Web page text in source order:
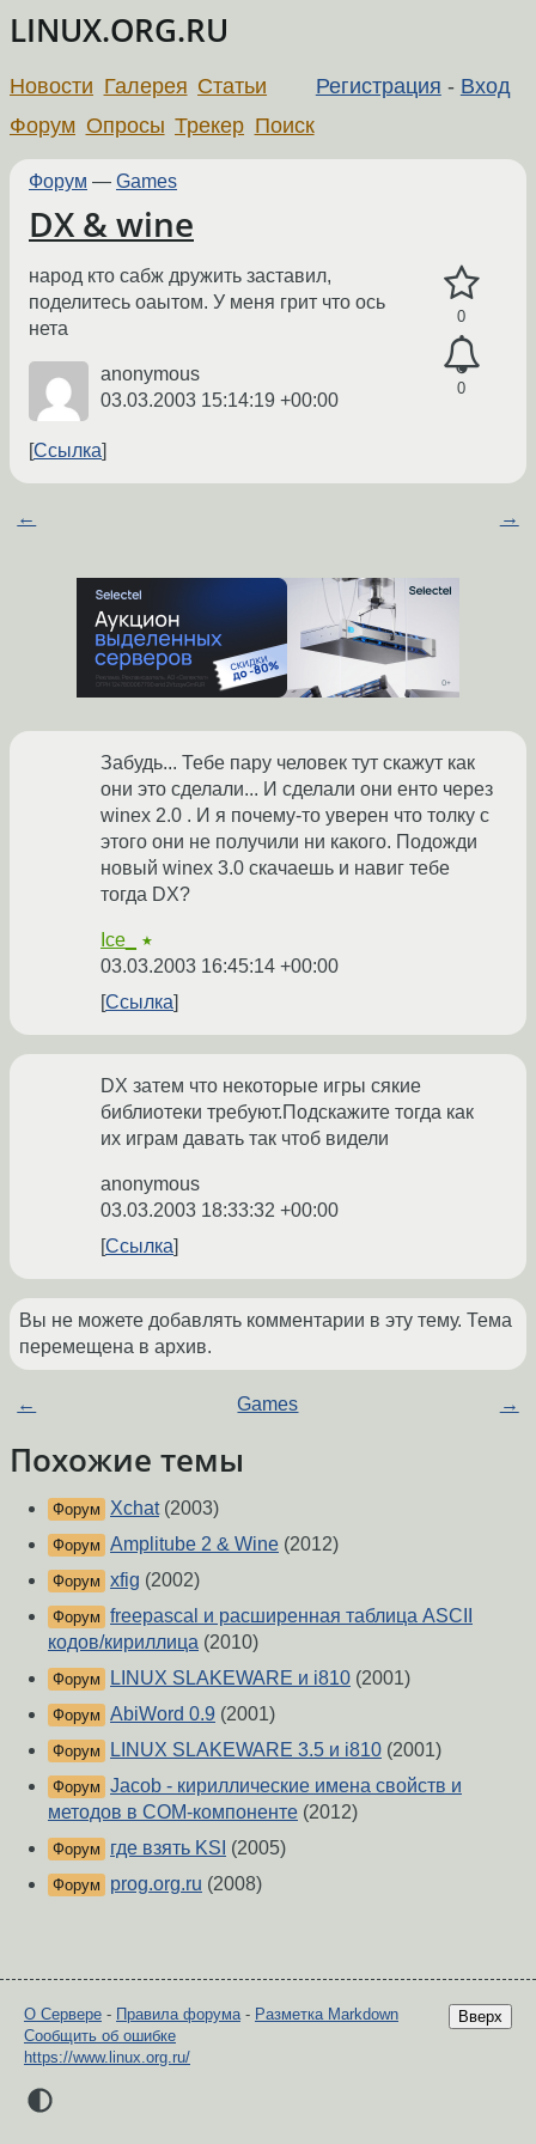
LINUX.ORG.RU
Регистрация - Вход
Новости Галерея Статьи
Форум Опросы Трекер Поиск
Форум — Games
DX & wine
0
0
народ кто сабж дружить заставил,
поделитесь оаытом. У меня грит что ось
нета
anonymous
03.03.2003 15:14:19 +00:00
Ссылка
← →
Забудь... Тебе пару человек тут скажут как
они это сделали... И сделали они енто через
winex 2.0 . И я почему-то уверен что толку с
этого они не получили ни какого. Подожди
новый winex 3.0 скачаешь и навиг тебе
тогда DX?
Ice_ ★
03.03.2003 16:45:14 +00:00
Ссылка
DX затем что некоторые игры сякие
библиотеки требуют.Подскажите тогда как
их играм давать так чтоб видели
anonymous
03.03.2003 18:33:32 +00:00
Ссылка
Вы не можете добавлять комментарии в эту тему. Тема
перемещена в архив.
← Games →
Похожие темы
Форум Xchat(2003)
Форум Amplitube 2 & Wine (2012)
Форум xfig (2002)
Форум freepascal и расширенная таблица ASCII
кодов/кириллица (2010)
Форум LINUX SLAKEWARE и i810 (2001)
Форум AbiWord 0.9 (2001)
Форум LINUX SLAKEWARE 3.5 и i810 (2001)
Форум Jacob - кириллические имена свойств и
методов в COM-компоненте (2012)
Форум где взять KSI (2005)
Форум prog.org.ru (2008)
Вверх
О Сервере - Правила форума- Разметка Markdown
Сообщить об ошибке
https://www.linux.org.ru/